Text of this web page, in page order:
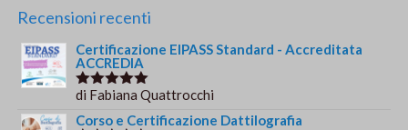
originale
€149.00.€139.00.
Recensioni recenti
Certificazione EIPASS Standard - Accreditata
ACCREDIA
Valutato5
di Fabiana Quattrocchi
Corso e Certificazione Dattilografia